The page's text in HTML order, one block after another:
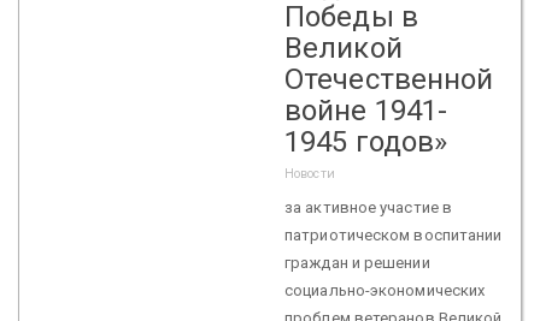
Победы в
Великой
Отечественной
войне 1941-
1945 годов»
Новости
за активное участие в
патриотическом воспитании
граждан и решении
социально-экономических
проблем ветеранов Великой